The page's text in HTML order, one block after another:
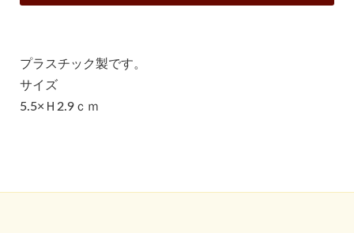
プラスチック製です。
サイズ
5.5×Ｈ2.9ｃｍ